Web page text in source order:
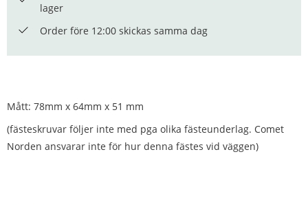
lager
Order före 12:00 skickas samma dag
Mått: 78mm x 64mm x 51 mm
(fästeskruvar följer inte med pga olika fästeunderlag. Comet
Norden ansvarar inte för hur denna fästes vid väggen)